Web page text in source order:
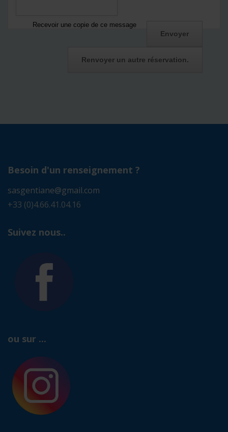
Recevoir une copie de ce message
Besoin d'un renseignement ?
sasgentiane@gmail.com
+33 (0)4.66.41.04.16
Suivez nous..
ou sur ...